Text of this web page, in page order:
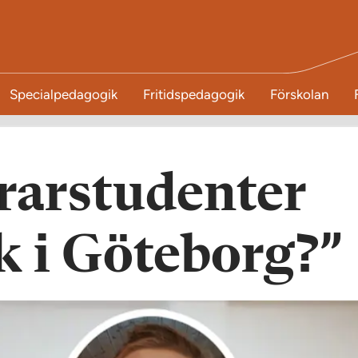
Specialpedagogik Fritidspedagogik Förskolan
i Göteborg?”